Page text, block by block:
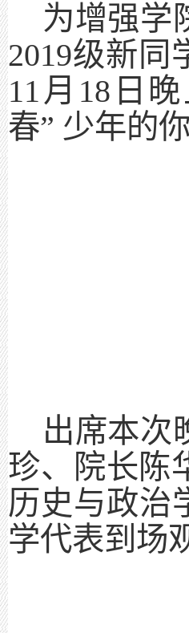
为增强学
2019级新同
11月18日
春” 少年的
出席本次
珍、院长陈
历史与政治
学代表到场